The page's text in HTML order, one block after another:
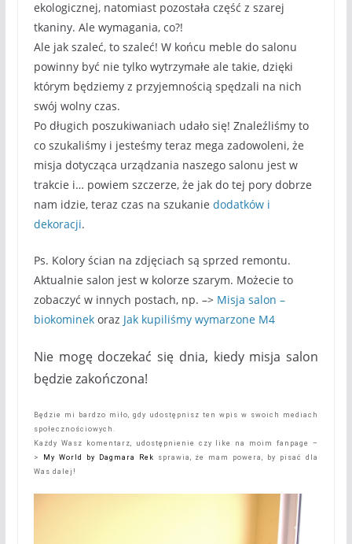
ekologicznej, natomiast pozostała część z szarej
tkaniny. Ale wymagania, co?!
Ale jak szaleć, to szaleć! W końcu meble do salonu
powinny być nie tylko wytrzymałe ale takie, dzięki
którym będziemy z przyjemnością spędzali na nich
swój wolny czas.
Po długich poszukiwaniach udało się! Znaleźliśmy to
co szukaliśmy i jesteśmy teraz mega zadowoleni, że
misja dotycząca urządzania naszego salonu jest w
trakcie i… powiem szczerze, że jak do tej pory dobrze
nam idzie, teraz czas na szukanie dodatków i
dekoracji.
Ps. Kolory ścian na zdjęciach są sprzed remontu.
Aktualnie salon jest w kolorze szarym. Możecie to
zobaczyć w innych postach, np. –> Misja salon –
biokominekoraz Jak kupiliśmy wymarzone M4
Nie mogę doczekać się dnia, kiedy misja salon
będzie zakończona!
Będzie mi bardzo miło, gdy udostępnisz ten wpis w swoich mediach
społecznościowych.
Każdy Wasz komentarz, udostępnienie czy like na moim fanpage –
>
My World by Dagmara Rek sprawia, że mam powera, by pisać dla
Was dalej!